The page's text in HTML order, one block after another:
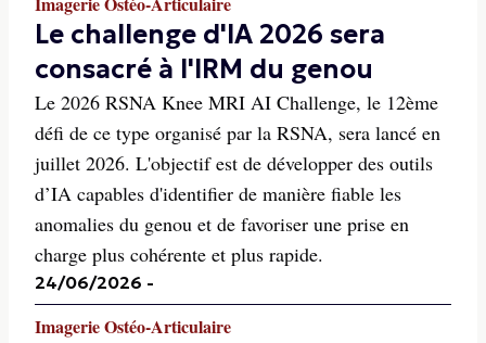
Le challenge d'IA 2026 sera
consacré à l'IRM du genou
Le 2026 RSNA Knee MRI AI Challenge, le 12ème
défi de ce type organisé par la RSNA, sera lancé en
juillet 2026. L'objectif est de développer des outils
d’IA capables d'identifier de manière fiable les
anomalies du genou et de favoriser une prise en
charge plus cohérente et plus rapide.
24/06/2026 -
Imagerie Ostéo-Articulaire